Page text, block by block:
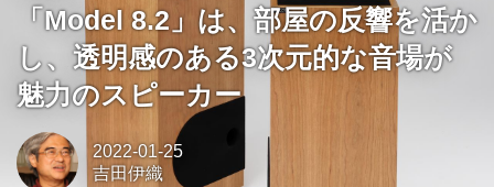
「Model 8.2」は、部屋の反響を活か
し、透明感のある3次元的な音場が
魅力のスピーカー
2022-01-25
吉田伊織